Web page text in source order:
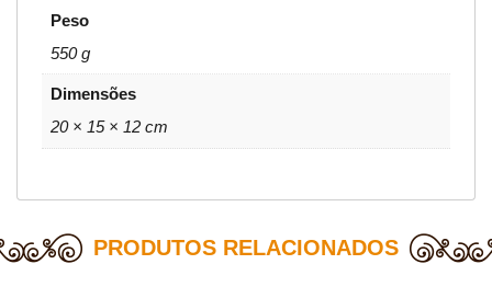
Peso
550 g
Dimensões
20 × 15 × 12 cm
PRODUTOS RELACIONADOS